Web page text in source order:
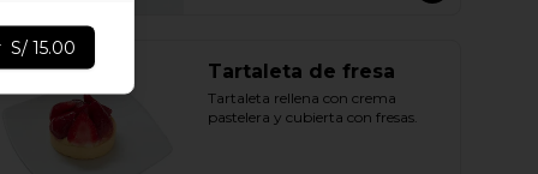
Tartaleta de fresa
Tartaleta rellena con crema
pastelera y cubierta con fresas.
S/ 15.00